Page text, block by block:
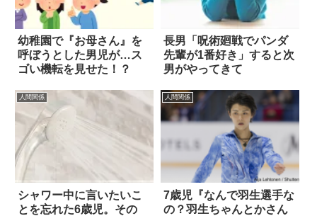
幼稚園で『お母さん』を
呼ぼうとした男児が…ス
ゴい機転を見せた！？
長男「呪術廻戦でパンダ
先輩が1番好き」すると次
男がやってきて
人間関係
シャワー中に言いたいこ
とを忘れた6歳児。その
人間関係
7歳児『なんで羽生選手な
の？羽生ちゃんとかさん